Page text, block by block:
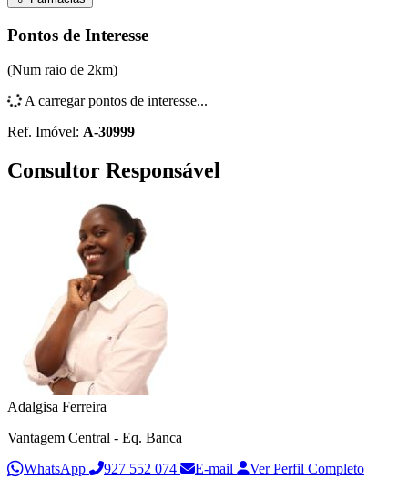
Apartamento T4 | Entroncamento
+
Pontos de Interesse
(Num raio de 2km)
A carregar pontos de interesse...
Ref. Imóvel: A-30999
Consultor Responsável
Adalgisa Ferreira
Vantagem Central - Eq. Banca
WhatsApp
927 552 074 E-mail Ver Perfil Completo